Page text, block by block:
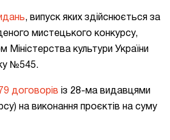
, випуск яких здійснюється за
мистецького конкурсу,
культури України
№545.
79 договорів із 28-ма видавцями
на виконання проєктів на суму